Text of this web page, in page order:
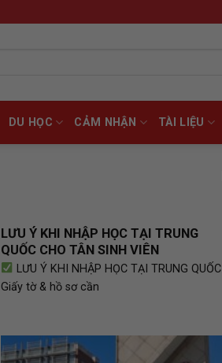
DU HỌC CẢM NHẬN TÀI LIỆU
LƯU Ý KHI NHẬP HỌC TẠI TRUNG
QUỐC CHO TÂN SINH VIÊN
LƯU Ý KHI NHẬP HỌC TẠI TRUNG QUỐC
Giấy tờ & hồ sơ cần